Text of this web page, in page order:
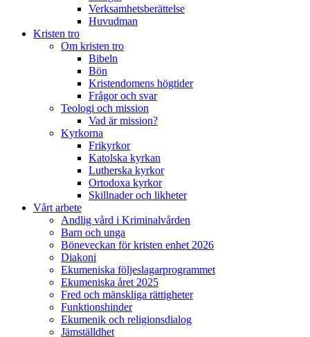
Verksamhetsberättelse
Huvudman
Kristen tro
Om kristen tro
Bibeln
Bön
Kristendomens högtider
Frågor och svar
Teologi och mission
Vad är mission?
Kyrkorna
Frikyrkor
Katolska kyrkan
Lutherska kyrkor
Ortodoxa kyrkor
Skillnader och likheter
Vårt arbete
Andlig vård i Kriminalvården
Barn och unga
Böneveckan för kristen enhet 2026
Diakoni
Ekumeniska följeslagarprogrammet
Ekumeniska året 2025
Fred och mänskliga rättigheter
Funktionshinder
Ekumenik och religionsdialog
Jämställdhet